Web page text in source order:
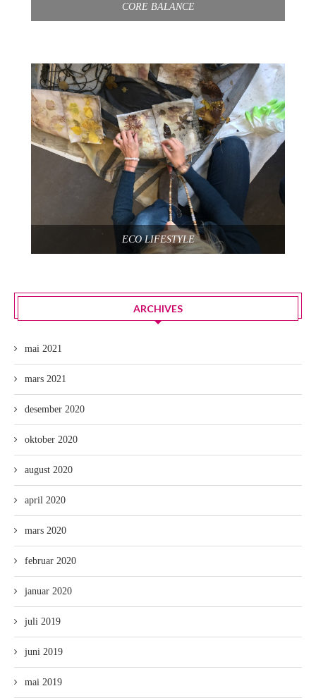
CORE BALANCE
ECO LIFESTYLE
ARCHIVES
mai 2021
mars 2021
desember 2020
oktober 2020
august 2020
april 2020
mars 2020
februar 2020
januar 2020
juli 2019
juni 2019
mai 2019